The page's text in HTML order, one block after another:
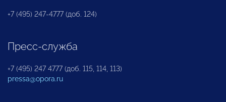
+7 (495) 247-4777 (доб. 124)
Пресс-служба
+7 (495) 247 4777 (доб. 115, 114, 113)
pressa@opora.ru